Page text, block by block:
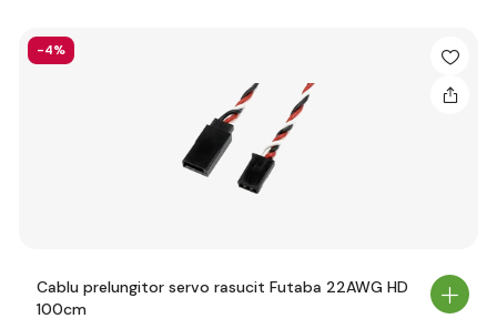
-4%
Cablu prelungitor servo rasucit Futaba 22AWG HD
100cm